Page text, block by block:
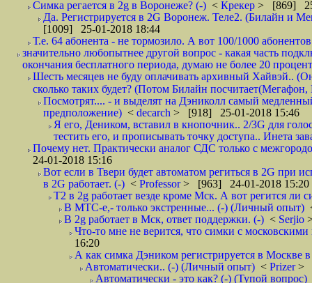
Симка регается в 2g в Воронеже? (-) < Крекер > [869]
Да. Регистрируется в 2G Воронеж. Теле2. (Билайн и
[1009] 25-01-2018 18:44
Т.е. 64 абонента - не тормозило. А вот 100/1000
значительно любопытнее другой вопрос - какая часть
окончания бесплатного периода, думаю не более 20
Шесть месяцев не буду оплачивать архивный Хайвэй..
сколько таких будет? (Потом Билайн
Посмотрят.... - и выделят на Дэниколл самый
предположение) < decarch > [918] 25-01-2018 15:46
Я его, Деником, вставил в кнопочник.. 2/3G для
тестить его, и прописывать точку доступа.. Инета
Почему нет. Практически аналог СДС только с
24-01-2018 15:16
Вот если в Твери будет автоматом региться в 2G при
в 2G работает. (-) < Professor> [963] 24-01-2018 15:20
T2 в 2g работает везде кроме Мск. А вот регится
В МТС-е,- только экстренные... (-) (Личный опыт)
В 2g работает в Мск, ответ поддержки. (-) < Serjio
Что-то мне не верится, что симки с
16:20
А как симка Дэником регистрируется в Москве
Автоматически.. (-) (Личный опыт) < Prizer>
Автоматически - это как? (-) (Тупой вопрос)